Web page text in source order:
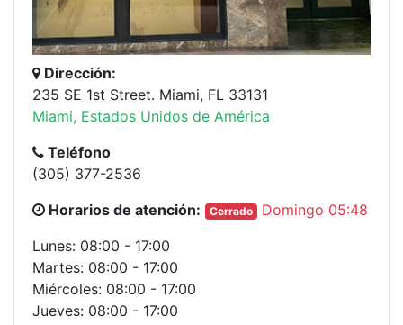
Dirección:
235 SE 1st Street. Miami, FL 33131
Miami, Estados Unidos de América
Teléfono
(305) 377-2536
Horarios de atención:
Cerrado
Domingo 05:48
Lunes: 08:00 - 17:00
Martes: 08:00 - 17:00
Miércoles: 08:00 - 17:00
Jueves: 08:00 - 17:00